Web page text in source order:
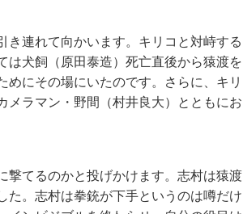
き連れて向かいます。キリコと対峙する
は犬飼（原田泰造）死亡直後から猿渡を
にその場にいたのです。さらに、キリ
メラマン・野間（村井良大）とともにお
撃てるのかと投げかけます。志村は猿渡
た。志村は拳銃が下手というのは噂だけ